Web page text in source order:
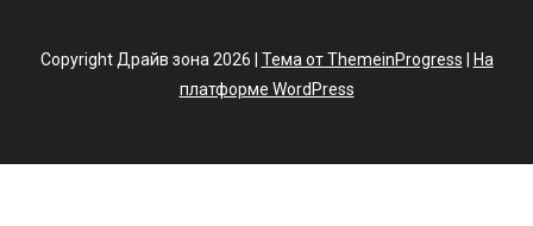
Copyright Драйв зона 2026 | Тема от ThemeinProgress
На
платформе WordPress